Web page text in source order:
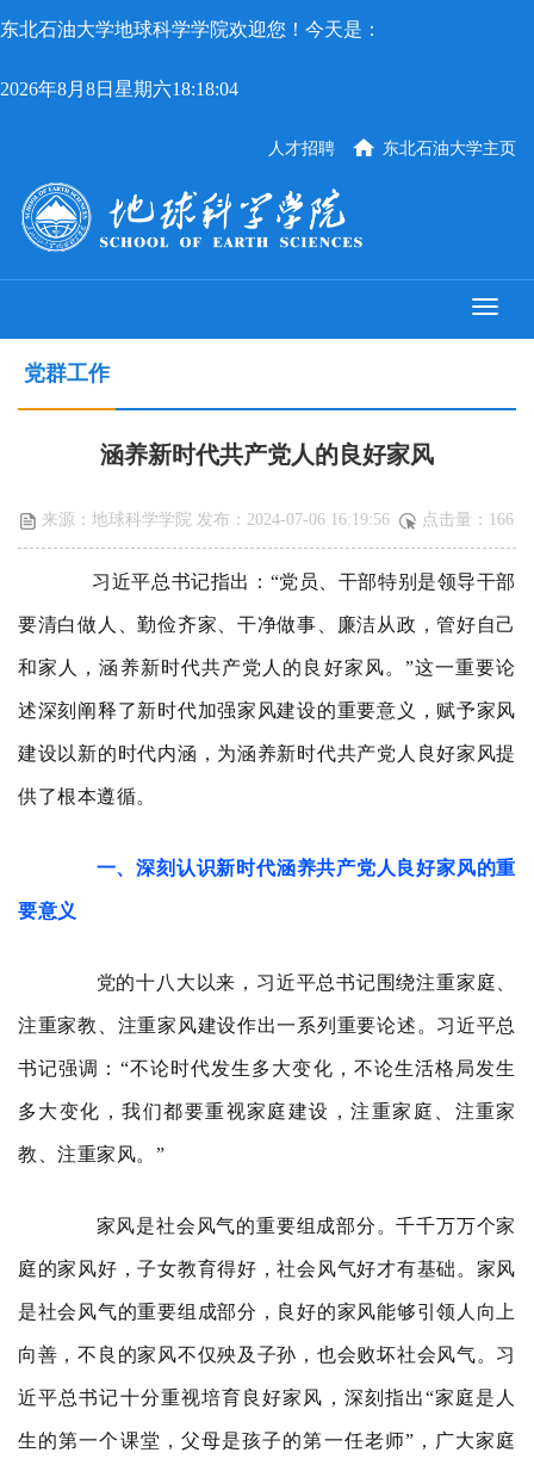
东北石油大学地球科学学院欢迎您！今天是：
2026年8月8日星期六18:18:05
东北石油大学主页
人才招聘
党群工作
涵养新时代共产党人的良好家风
来源：地球科学学院 发布：2024-07-06 16:19:56 点击量： 166
习近平总书记指出： “党员、干部特别是领导干部
要清白做人、勤俭齐家、干净做事、廉洁从政，管好自己
和家人，涵养新时代共产党人的良好家风。 ”这一重要论
述深刻阐释了新时代加强家风建设的重要意义，赋予家风
建设以新的时代内涵，为涵养新时代共产党人良好家风提
供了根本遵循。
一、深刻认识新时代涵养共产党人良好家风的重
要意义
党的十八大以来，习近平总书记围绕注重家庭、
注重家教、注重家风建设作出一系列重要论述。 习近平总
书记强调： “不论时代发生多大变化，不论生活格局发生
多大变化，我们都要重视家庭建设，注重家庭、注重家
教、注重家风。 ”
家风是社会风气的重要组成部分。千千万万个家
庭的家风好，子女教育得好，社会风气好才有基础。家风
是社会风气的重要组成部分，良好的家风能够引领人向上
向善，不良的家风不仅殃及子孙，也会败坏社会风气。习
近平总书记十分重视培育良好家风，深刻指出“家庭是人
生的第一个课堂，父母是孩子的第一任老师”，广大家庭